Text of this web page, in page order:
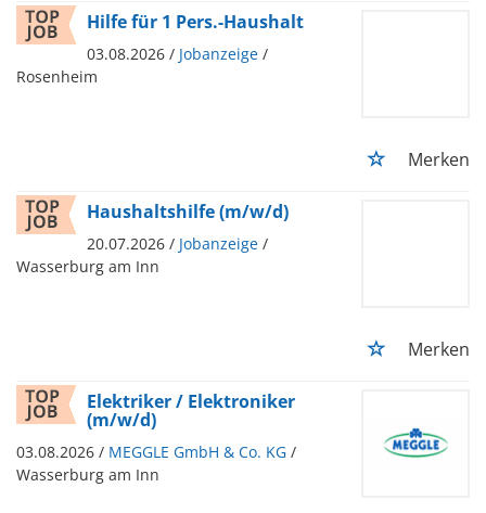
Hilfe für 1 Pers.-Haushalt
03.08.2026 / Jobanzeige /
Rosenheim
Merken
Haushaltshilfe (m/w/d)
20.07.2026 / Jobanzeige /
Wasserburg am Inn
Merken
Elektriker / Elektroniker
(m/w/d)
03.08.2026 / MEGGLE GmbH & Co. KG /
Wasserburg am Inn